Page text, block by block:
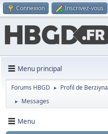
Connexion Inscrivez-vous
Menu principal
Forums HBGD ► Profil de Berziyna
► Messages
Menu